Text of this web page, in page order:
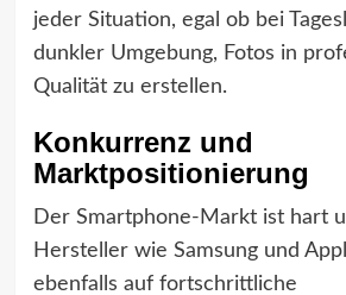
jeder Situation, egal ob bei
dunkler Umgebung, Fotos in
Qualität zu erstellen.
Konkurrenz und
Marktpositionierung
Der Smartphone-Markt ist hart
Hersteller wie Samsung und
ebenfalls auf fortschrittliche